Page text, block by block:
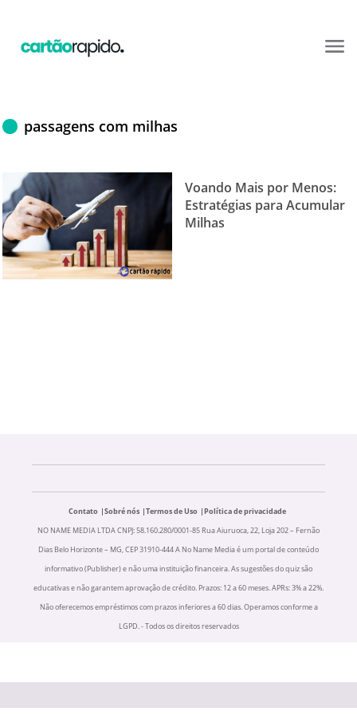
passagens com milhas
Voando Mais por Menos:
Estratégias para Acumular
Milhas
Contato Sobré nós Termos de Uso
Política de privacidade
NO NAME MEDIA LTDA CNPJ: 58.160.280/0001-85 Rua Aiuruoca, 22, Loja 202 – Fernão
Dias Belo Horizonte – MG, CEP 31910-444 A No Name Media é um portal de conteúdo
informativo (Publisher) e não uma instituição financeira. As sugestões do quiz são
educativas e não garantem aprovação de crédito. Prazos: 12 a 60 meses. APRs: 3% a 22%.
Não oferecemos empréstimos com prazos inferiores a 60 dias. Operamos conforme a
LGPD. - Todos os direitos reservados